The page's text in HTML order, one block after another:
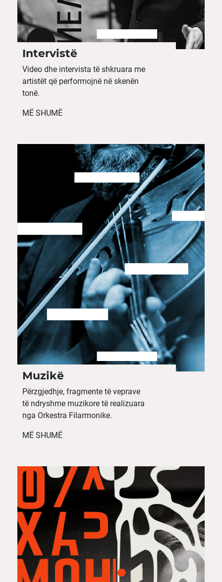
Intervistë
Video dhe intervista të shkruara me
artistët që performojnë në skenën
tonë.
MË SHUMË
Muzikë
Përzgjedhje, fragmente të veprave
të ndryshme muzikore të realizuara
nga Orkestra Filarmonike.
MË SHUMË